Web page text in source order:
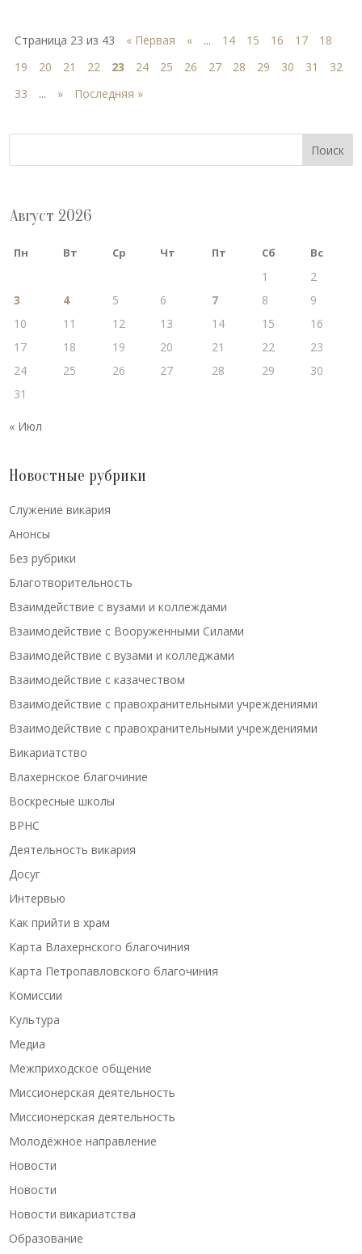
Страница 23 из 43 « Первая « ... 14 15 16 17
18
19
20 21 22 23 24 25 26 27 28 29 30 31
32
33
... » Последняя »
Поиск
Август 2026
Пн Вт Ср Чт Пт Сб Вс
1
2
3
4 5 6 7 8
9
10
11 12 13 14 15
16
17
18 19 20 21 22
23
24
25 26 27 28 29
30
31
« Июл
Новостные рубрики
Cлужение викария
Анонсы
Без рубрики
Благотворительность
Взаимдействие с вузами и коллеждами
Взаимодействие с Вооруженными Силами
Взаимодействие с вузами и колледжами
Взаимодействие с казачеством
Взаимодействие с правохранительными учреждениями
Взаимодействие с правохранительными учреждениями
Викариатство
Влахернское благочиние
Воскресные школы
ВРНС
Деятельность викария
Досуг
Интервью
Как прийти в храм
Карта Влахернского благочиния
Карта Петропавловского благочиния
Комиссии
Культура
Медиа
Межприходское общение
Миссионерская деятельность
Миссионерская деятельность
Молодёжное направление
Новости
Новости
Новости викариатства
Образование